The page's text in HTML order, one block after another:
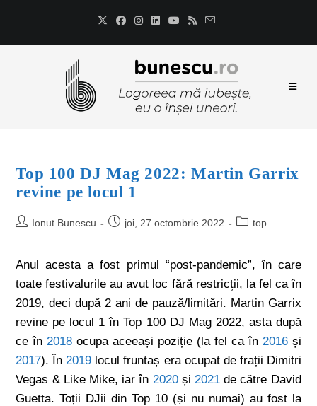
Top 100 DJ Mag 2022: Martin Garrix
revine pe locul 1
Ionut Bunescu joi, 27 octombrie 2022 top
Anul acesta a fost primul “post-pandemic”, în care
toate festivalurile au avut loc fără restricții, la fel ca în
2019, deci după 2 ani de pauză/limitări. Martin Garrix
revine pe locul 1 în Top 100 DJ Mag 2022, asta după
ce în2018 ocupa aceeași poziție (la fel ca în 2016și
2017). În2019 locul fruntaș era ocupat de frații Dimitri
Vegas & Like Mike, iar în 2020și2021 de către David
Guetta. Toții DJii din Top 10 (și nu numai) au fost la